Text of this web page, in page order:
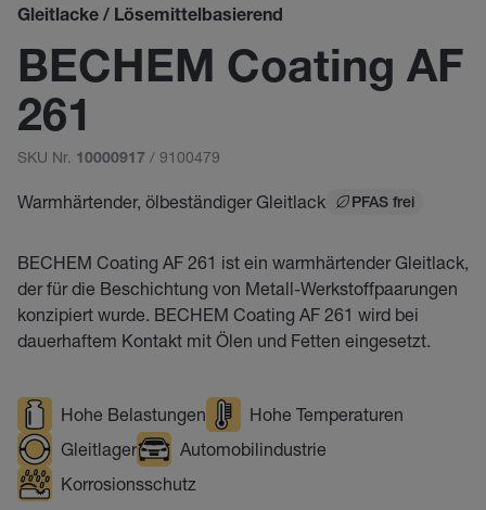
Gleitlacke / Lösemittelbasierend
BECHEM Coating AF
261
SKU Nr. 10000917 / 9100479
Warmhärtender, ölbeständiger Gleitlack PFAS frei
BECHEM Coating AF 261 ist ein warmhärtender Gleitlack,
der für die Beschichtung von Metall-Werkstoffpaarungen
konzipiert wurde. BECHEM Coating AF 261 wird bei
dauerhaftem Kontakt mit Ölen und Fetten eingesetzt.
Hohe Belastungen
Hohe Temperaturen
Gleitlager
Automobilindustrie
Korrosionsschutz